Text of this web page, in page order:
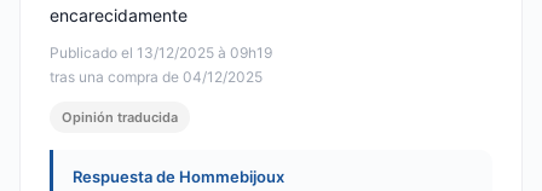
Publicado el 13/12/2025 à 09h19
tras una compra de 04/12/2025
encarecidamente
Opinión traducida
Respuesta de Hommebijoux